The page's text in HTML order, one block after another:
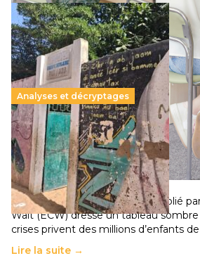
Analyses et décryptages
258 millions d’enfants victimes
chocs climatiques et des
population
11 juillet 2026- National
Un nouveau rapport mondial publié
Wait (ECW) dresse un tableau
crises privent des millions d’enfants
Lire la suite →